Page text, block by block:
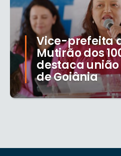
Vice-prefeita
Mutirão dos
destaca
de Goiânia